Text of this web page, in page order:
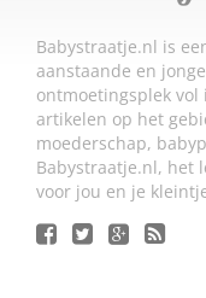
Babystraatje.nl is
aanstaande en
ontmoetingsplek
artikelen op het
moederschap,
Babystraatje.nl, het
voor jou en je